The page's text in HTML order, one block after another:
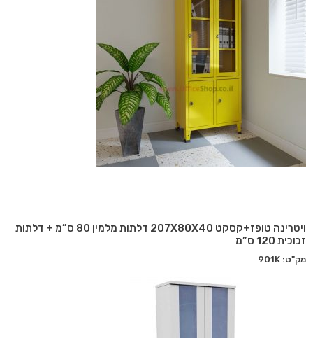
ויטרינה טופז+קסקט 207X80X40 דלתות מלמין 80 ס”מ + דלתות
זכוכית 120 ס”מ
מק"ט: 901K